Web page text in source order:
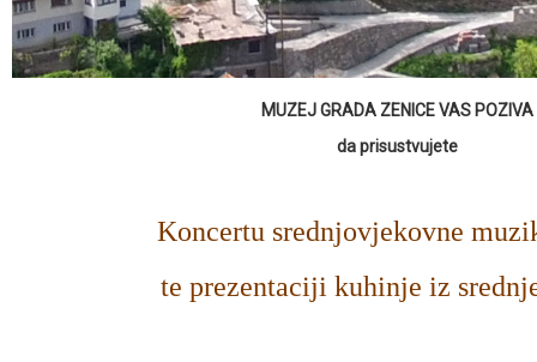
MUZEJ GRADA ZENICE VAS POZIVA
da prisustvujete
Koncertu srednjovjekovne
te prezentaciji kuhinje iz